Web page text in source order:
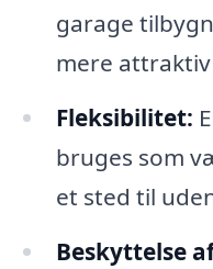
garage
mere
Fleksibilitet:
bruges som
et sted til
Beskyttelse